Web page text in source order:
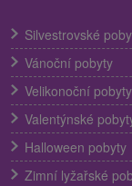
Silvestrovské
Vánoční pobyty
Velikonoční pobyty
Valentýnské
Halloween pobyty
Zimní lyžařské